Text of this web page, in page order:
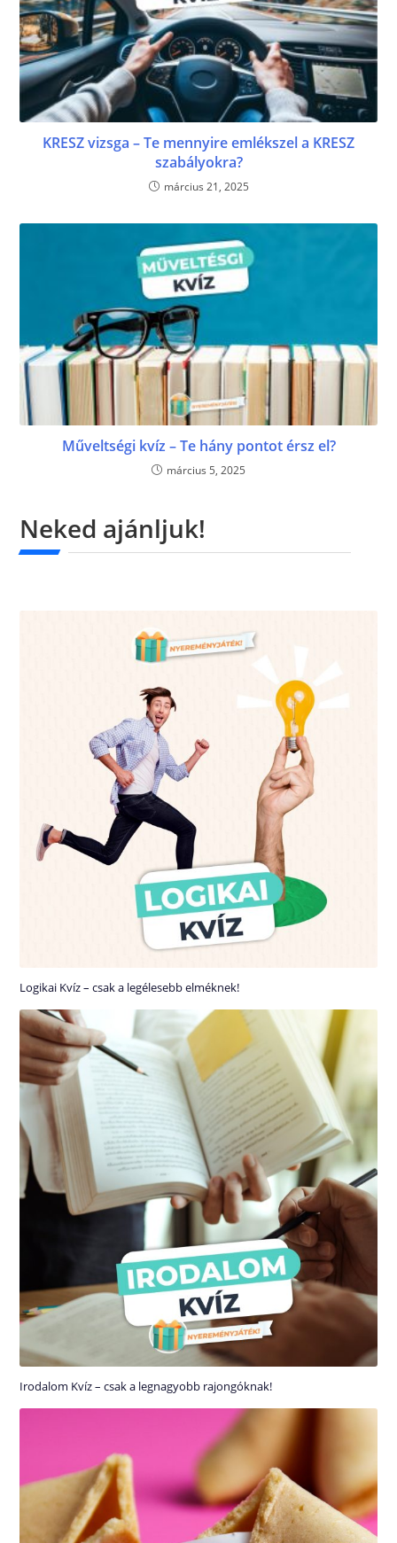
KRESZ vizsga – Te mennyire emlékszel a KRESZ
szabályokra?
március 21, 2025
Műveltségi kvíz – Te hány pontot érsz el?
március 5, 2025
Neked ajánljuk!
Logikai Kvíz – csak a legélesebb elméknek!
Irodalom Kvíz – csak a legnagyobb rajongóknak!